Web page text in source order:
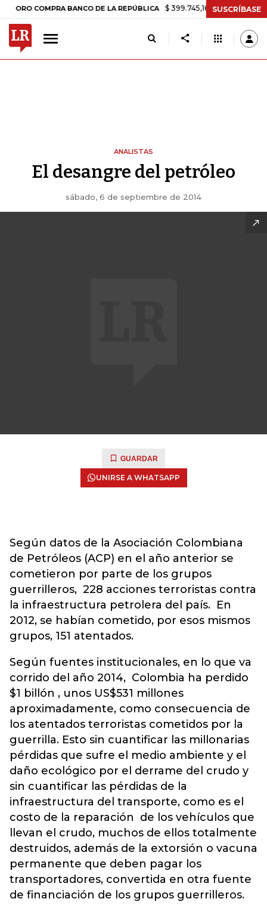
COMPRA BANCO DE LA REPÚBLICA $ 399.745,16 +$ 2.295,71 +0,58%
SUSCRÍBASE
ANALISTAS
El desangre del petróleo
sábado, 6 de septiembre de 2014
GUARDAR
UNIRSE A WHATSAPP
Según datos de la Asociación Colombiana
de Petróleos (ACP) en el año anterior se
cometieron por parte de los grupos
guerrilleros, 228 acciones terroristas contra
la infraestructura petrolera del país. En
2012, se habían cometido, por esos mismos
grupos, 151 atentados.
Según fuentes institucionales, en lo que va
corrido del año 2014, Colombia ha perdido
$1 billón , unos US$531 millones
aproximadamente, como consecuencia de
los atentados terroristas cometidos por la
guerrilla. Esto sin cuantificar las millonarias
pérdidas que sufre el medio ambiente y el
daño ecológico por el derrame del crudo y
sin cuantificar las pérdidas de la
infraestructura del transporte, como es el
costo de la reparación de los vehículos que
llevan el crudo, muchos de ellos totalmente
destruidos, además de la extorsión o vacuna
permanente que deben pagar los
transportadores, convertida en otra fuente
de financiación de los grupos guerrilleros.